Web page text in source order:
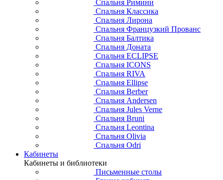
Спальня Римини
Спальня Классика
Спальня Лирона
Спальня Французкий Прованс
Спальня Балтика
Спальня Доната
Спальня ECLIPSE
Спальня ICONS
Спальня RIVA
Спальня Ellipse
Спальня Berber
Спальня Andersen
Спальня Jules Verne
Спальня Bruni
Спальня Leontina
Спальня Olivia
Спальня Odri
Кабинеты
Кабинеты и библиотеки
Письменные столы